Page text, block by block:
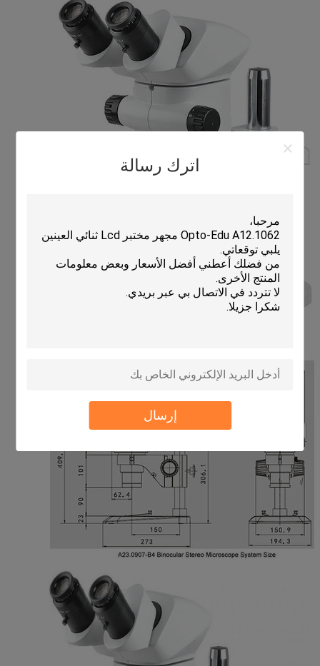
اترك رسالة
إرسال